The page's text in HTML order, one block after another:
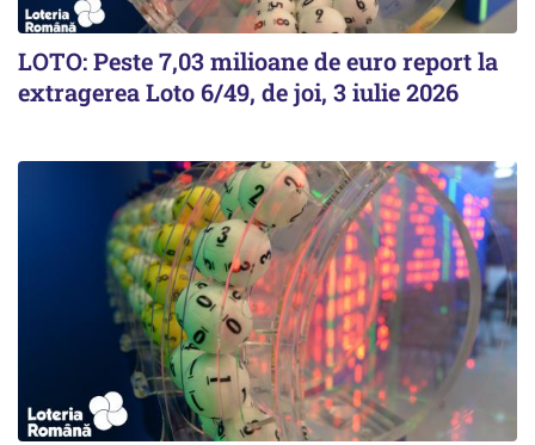
LOTO: Peste 7,03 milioane de euro report la
extragerea Loto 6/49, de joi, 3 iulie 2026